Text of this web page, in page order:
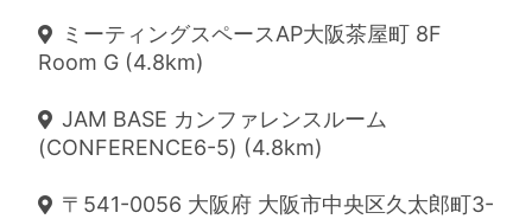
ミーティングスペースAP大阪茶屋町 8F
Room G (4.8km)
JAM BASE カンファレンスルーム
(CONFERENCE6-5) (4.8km)
〒541-0056 大阪府 大阪市中央区久太郎町3-